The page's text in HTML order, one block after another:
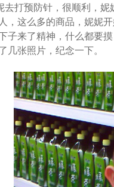
预防针，很顺利，妮
，这么多的商品，妮妮
子来了精神，什么都要
几张照片，纪念一下。